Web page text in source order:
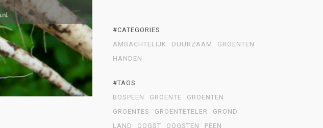
#CATEGORIES
AMBACHTELIJK
DUURZAAM
GROENTEN
HANDEN
#TAGS
BOSPEEN
GROENTE
GROENTEN
GROENTES
GROENTETELER
GROND
LAND
OOGST OOGSTEN
PEEN